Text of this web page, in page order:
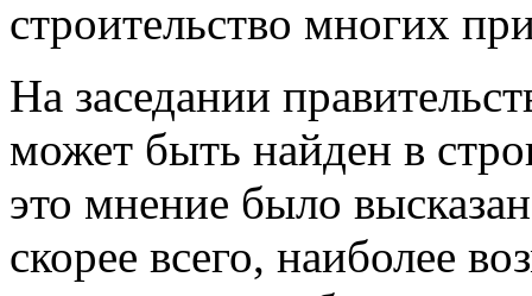
строительство многих
На заседании
может быть найден в
это мнение было
скорее всего, наиболее